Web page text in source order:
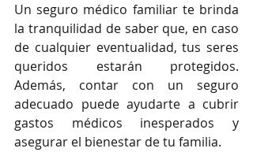
Un seguro médico familiar te brinda
la tranquilidad de saber que, en caso
de cualquier eventualidad, tus seres
queridos estarán protegidos.
Además, contar con un seguro
adecuado puede ayudarte a cubrir
gastos médicos inesperados y
asegurar el bienestar de tu familia.